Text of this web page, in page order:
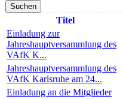
Suchen
Titel
Einladung zur
Jahreshauptversammlung des
VAfK K...
Jahreshauptversammlung des
VAfK Karlsruhe am 24...
Einladung an die Mitglieder